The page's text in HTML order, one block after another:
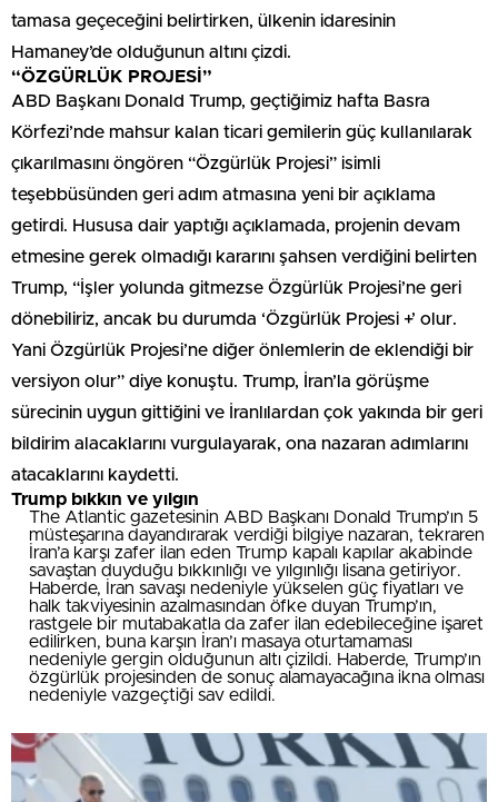
tamasa geçeceğini belirtirken, ülkenin idaresinin
Hamaney’de olduğunun altını çizdi.
“ÖZGÜRLÜK PROJESİ”
ABD Başkanı Donald Trump, geçtiğimiz hafta Basra
Körfezi’nde mahsur kalan ticari gemilerin güç kullanılarak
çıkarılmasını öngören “Özgürlük Projesi” isimli
teşebbüsünden geri adım atmasına yeni bir açıklama
getirdi. Hususa dair yaptığı açıklamada, projenin devam
etmesine gerek olmadığı kararını şahsen verdiğini belirten
Trump, “İşler yolunda gitmezse Özgürlük Projesi’ne geri
dönebiliriz, ancak bu durumda ‘Özgürlük Projesi +’ olur.
Yani Özgürlük Projesi’ne diğer önlemlerin de eklendiği bir
versiyon olur” diye konuştu. Trump, İran’la görüşme
sürecinin uygun gittiğini ve İranlılardan çok yakında bir geri
bildirim alacaklarını vurgulayarak, ona nazaran adımlarını
atacaklarını kaydetti.
Trump bıkkın ve yılgın
The Atlantic gazetesinin ABD Başkanı Donald Trump’ın 5
müsteşarına dayandırarak verdiği bilgiye nazaran, tekraren
İran’a karşı zafer ilan eden Trump kapalı kapılar akabinde
savaştan duyduğu bıkkınlığı ve yılgınlığı lisana getiriyor.
Haberde, İran savaşı nedeniyle yükselen güç fiyatları ve
halk takviyesinin azalmasından öfke duyan Trump’ın,
rastgele bir mutabakatla da zafer ilan edebileceğine işaret
edilirken, buna karşın İran’ı masaya oturtamaması
nedeniyle gergin olduğunun altı çizildi. Haberde, Trump’ın
özgürlük projesinden de sonuç alamayacağına ikna olması
nedeniyle vazgeçtiği sav edildi.